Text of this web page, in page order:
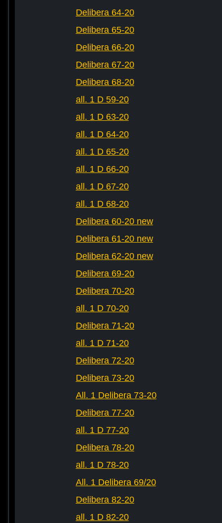
Delibera 64-20
Delibera 65-20
Delibera 66-20
Delibera 67-20
Delibera 68-20
all. 1 D 59-20
all. 1 D 63-20
all. 1 D 64-20
all. 1 D 65-20
all. 1 D 66-20
all. 1 D 67-20
all. 1 D 68-20
Delibera 60-20 new
Delibera 61-20 new
Delibera 62-20 new
Delibera 69-20
Delibera 70-20
all. 1 D 70-20
Delibera 71-20
all. 1 D 71-20
Delibera 72-20
Delibera 73-20
All. 1 Delibera 73-20
Delibera 77-20
all. 1 D 77-20
Delibera 78-20
all. 1 D 78-20
All. 1 Delibera 69/20
Delibera 82-20
all. 1 D 82-20